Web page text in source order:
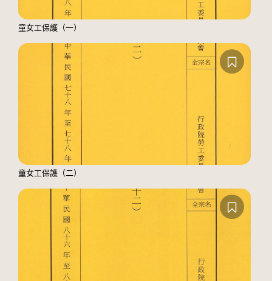
童女工保護（一）
童女工保護（二）